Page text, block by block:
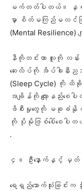
မက်တတ်ပါတယ်။ နှစ်ခ
မှာ စိတ်မကြည်မလင်ဖ
(Mental Resilience)
နီကိုတင်းဟာ လူကို လန်းဆ
ဆေးလိပ်ကို အိပ်ခါနီး
(Sleep Cycle) ကို ထိ
အချိန်ကို လျော့နည်းစ
ဖိစီးမှုတွေကို မခုခံနိုင်
ကို ပိုမိုဖြစ်ပေါ်စေပါတ
‎.
၄။ ဦးနှောက်နှင့် မှတ်
ရေရှည်သောက်သုံးခြင်းက